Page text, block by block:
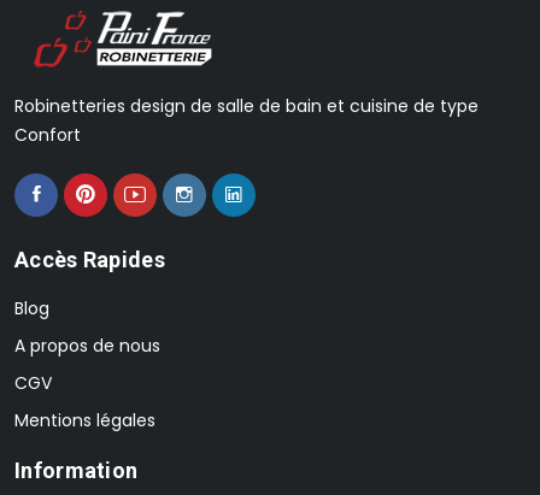
Robinetteries design de salle de bain et cuisine de type
Confort
Accès Rapides
Blog
A propos de nous
CGV
Mentions légales
Information